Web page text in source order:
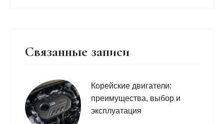
Связанные записи
Корейские двигатели:
преимущества, выбор и
эксплуатация